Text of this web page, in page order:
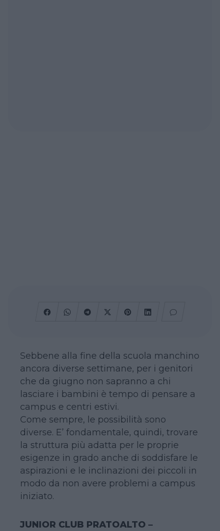
Sebbene alla fine della scuola manchino
ancora diverse settimane, per i genitori
che da giugno non sapranno a chi
lasciare i bambini è tempo di pensare a
campus e centri estivi.
Come sempre, le possibilità sono
diverse. E’ fondamentale, quindi, trovare
la struttura più adatta per le proprie
esigenze in grado anche di soddisfare le
aspirazioni e le inclinazioni dei piccoli in
modo da non avere problemi a campus
iniziato.
JUNIOR CLUB PRATOALTO –